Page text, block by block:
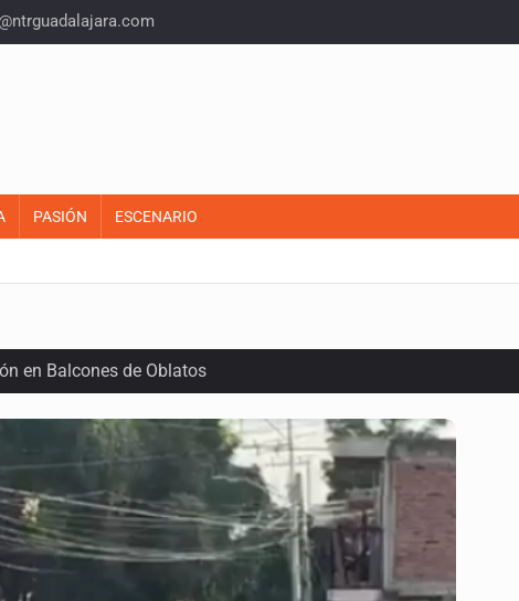
PASIÓN ESCENARIO
en Balcones de Oblatos
Cabezas Talavera
de vivienda en Mirador de San Isidro
Valeria Márquez
asuntos pendientes del Congreso
en Jalisco es un “foco rojo” de gran magnitud: Economista